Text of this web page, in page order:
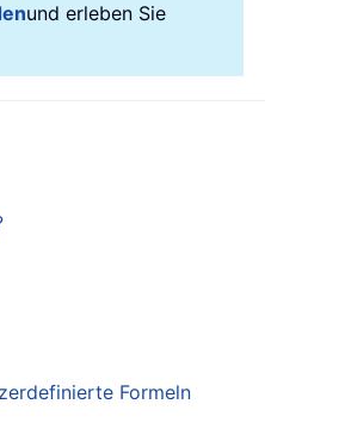
und erleben Sie
Formeln